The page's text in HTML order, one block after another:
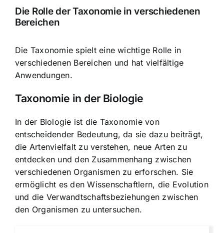
Die Rolle der Taxonomie in verschiedenen
Bereichen
Die Taxonomie spielt eine wichtige Rolle in
verschiedenen Bereichen und hat vielfältige
Anwendungen.
Taxonomie in der Biologie
In der Biologie ist die Taxonomie von
entscheidender Bedeutung, da sie dazu beiträgt,
die Artenvielfalt zu verstehen, neue Arten zu
entdecken und den Zusammenhang zwischen
verschiedenen Organismen zu erforschen. Sie
ermöglicht es den Wissenschaftlern, die Evolution
und die Verwandtschaftsbeziehungen zwischen
den Organismen zu untersuchen.